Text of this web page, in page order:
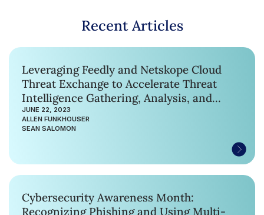
Recent Articles
Leveraging Feedly and Netskope Cloud
Threat Exchange to Accelerate Threat
Intelligence Gathering, Analysis, and
Sharing
JUNE 22, 2023
ALLEN FUNKHOUSER
SEAN SALOMON
Cybersecurity Awareness Month:
Recognizing Phishing and Using Multi-